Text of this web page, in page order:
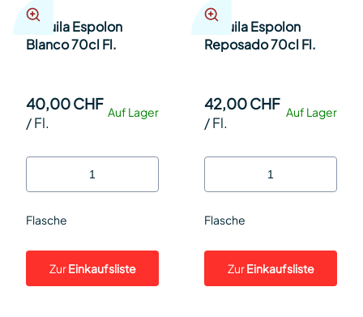
Tequila Espolon
Blanco 70cl Fl.
Auf Lager
40,00 CHF
/Fl.
Flasche
ZurEinkaufsliste
Tequila Espolon
Reposado 70cl Fl.
Auf Lager
42,00 CHF
/Fl.
Flasche
ZurEinkaufsliste